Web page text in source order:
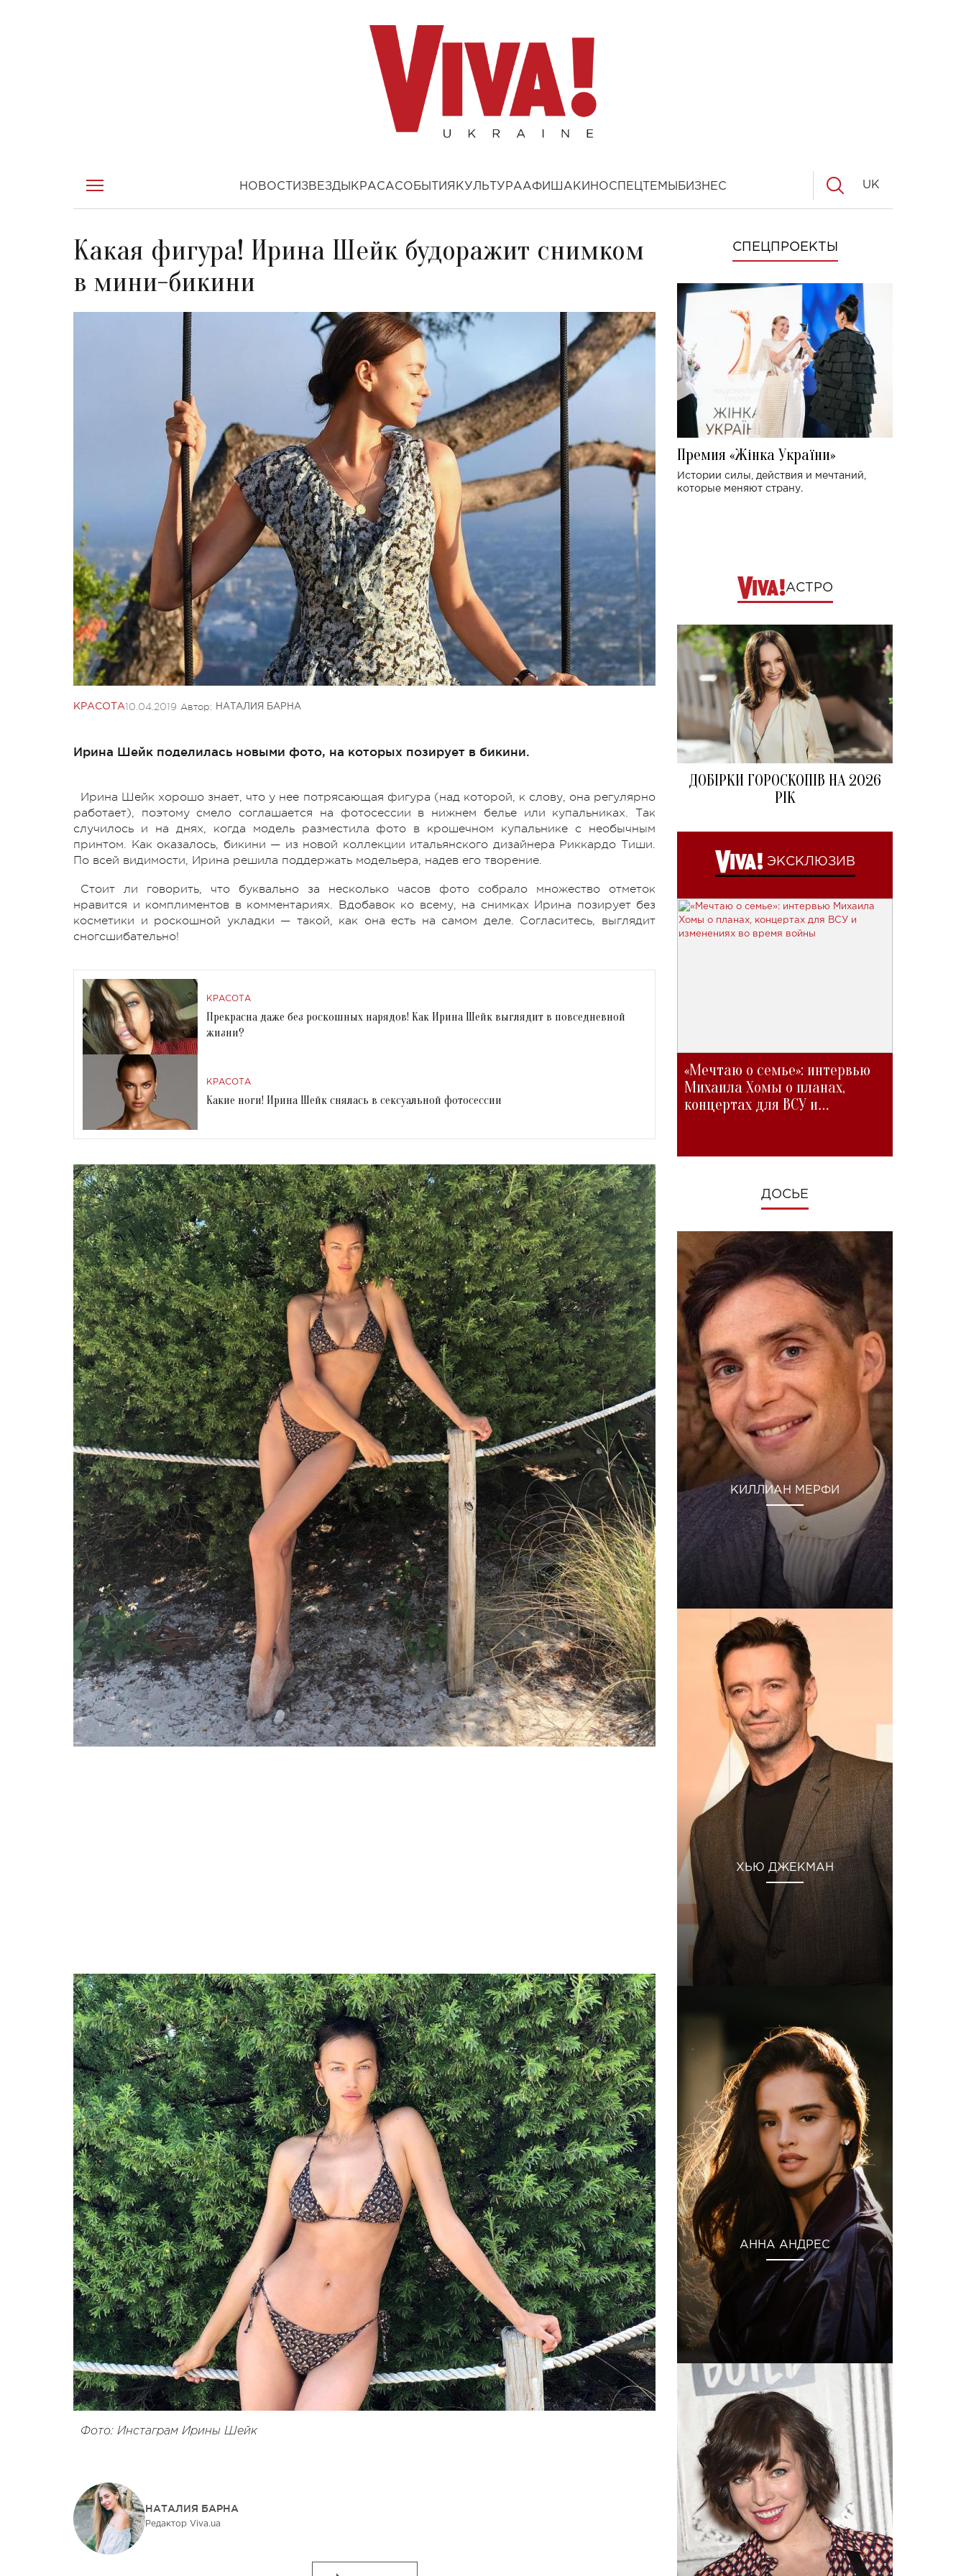
НОВОСТИ ЗВЕЗДЫ КРАСАСОБЫТИЯ КУЛЬТУРААФИША КИНОСПЕЦТЕМЫ БИЗНЕС UK
Какая фигура! Ирина Шейк будоражит снимком
в мини-бикини
КРАСОТА10.04.2019 Автор: НАТАЛИЯ БАРНА
Ирина Шейк поделилась новыми фото, на которых позирует в бикини.
Ирина Шейк хорошо знает, что у нее потрясающая фигура (над которой, к слову, она регулярно
работает), поэтому смело соглашается на фотосессии в нижнем белье или купальниках. Так
случилось и на днях, когда модель разместила фото в крошечном купальнике с необычным
принтом. Как оказалось, бикини — из новой коллекции итальянского дизайнера Риккардо Тиши.
По всей видимости, Ирина решила поддержать модельера, надев его творение.
Стоит ли говорить, что буквально за несколько часов фото собрало множество отметок
нравится и комплиментов в комментариях. Вдобавок ко всему, на снимках Ирина позирует без
косметики и роскошной укладки — такой, как она есть на самом деле. Согласитесь, выглядит
сногсшибательно!
КРАСОТА
Прекрасна даже без роскошных нарядов! Как Ирина Шейк выглядит в повседневной
жизни?
КРАСОТА
Какие ноги! Ирина Шейк снялась в сексуальной фотосессии
Фото: Инстаграм Ирины Шейк
НАТАЛИЯ БАРНА
Редактор Viva.ua
СПЕЦПРОЕКТЫ
Премия «Жінка України»
Истории силы, действия и мечтаний,
которые меняют страну.
АСТРО
ДОБІРКИ ГОРОСКОПІВ НА 2026
РІК
ЭКСКЛЮЗИВ
«Мечтаю о семье»: интервью
Михаила Хомы о планах,
концертах для ВСУ и
ДОСЬЕ
КИЛЛИАН МЕРФИ
ХЬЮ ДЖЕКМАН
АННА АНДРЕС